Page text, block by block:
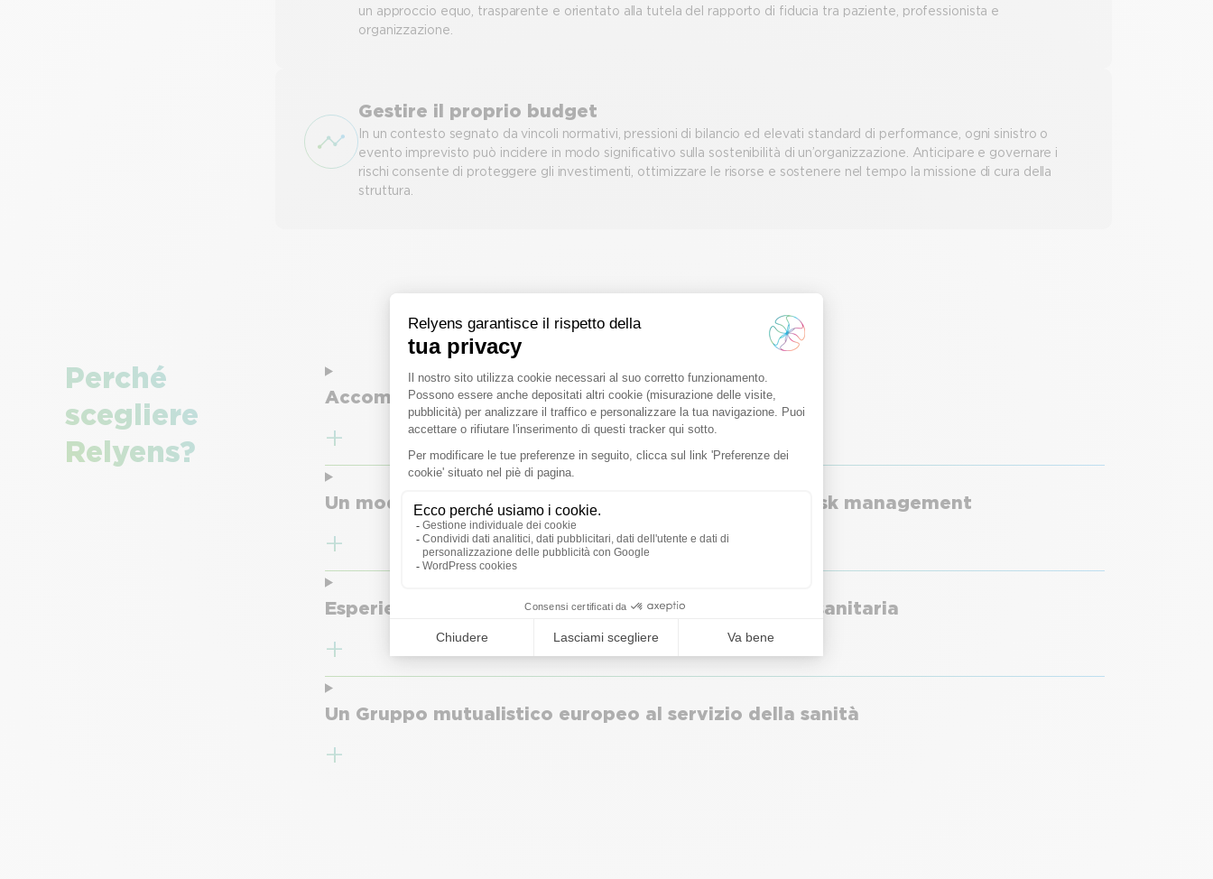
un approccio equo, trasparente e orientato alla tutela del rapporto di fiducia tra paziente, professionista e
organizzazione.
Gestire il proprio budget
In un contesto segnato da vincoli normativi, pressioni di bilancio ed elevati standard di performance, ogni sinistro o
evento imprevisto può incidere in modo significativo sulla sostenibilità di un’organizzazione. Anticipare e governare i
rischi consente di proteggere gli investimenti, ottimizzare le risorse e sostenere nel tempo la missione di cura della
struttura.
Perché
scegliere
Relyens?
Accompagnamento personalizzato e continuativo
Un modello integrato che integra assicurazione e risk management
Esperienza specialistica nella Responsabilità Civile sanitaria
Un Gruppo mutualistico europeo al servizio della sanità